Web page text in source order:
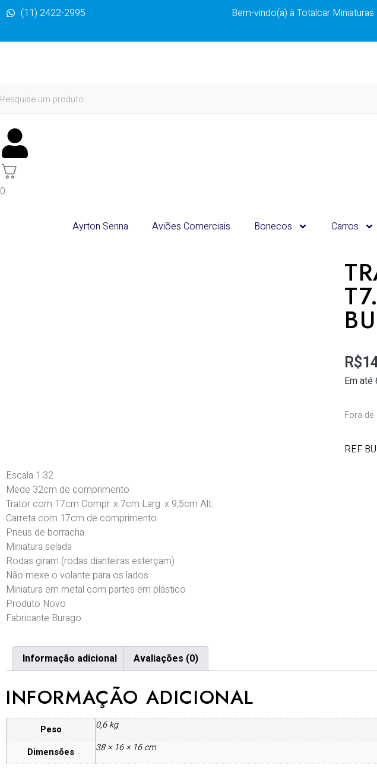
(11) 2422-2995 Bem-vindo(a) à Totalcar Miniaturas
0
Ayrton Senna Aviões Comerciais Bonecos Carros
R$
Em até
Fora
REF
Escala 1:32
Mede 32cm de comprimento
Trator com 17cm Compr. x 7cm Larg. x 9,5cm Alt.
Carreta com 17cm de comprimento
Pneus de borracha
Miniatura selada
Rodas giram (rodas dianteiras esterçam)
Não mexe o volante para os lados
Miniatura em metal com partes em plástico
Produto Novo
Fabricante Burago
Informação adicional Avaliações (0)
INFORMAÇÃO ADICIONAL
Peso 0,6 kg
Dimensões 38 × 16 × 16 cm